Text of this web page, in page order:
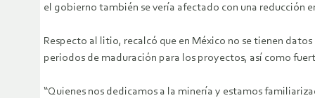
el gobierno también se vería afectado con una reducción
Respecto al litio, recalcó que en México no se tienen
periodos de maduración para los proyectos, así como
“Quienes nos dedicamos a la minería y estamos